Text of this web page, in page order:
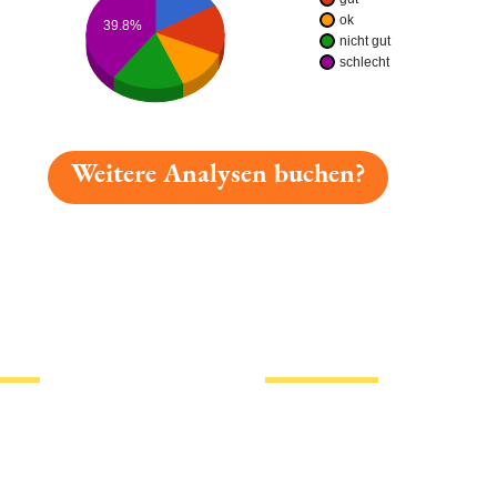
ok
nicht gut
schlecht
39.8%
Weitere Analysen buchen?